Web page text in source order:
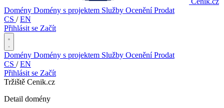
Domény Domény s projektem Služby OceněníProdat
CS / EN
Přihlásit se Začít
Domény Domény s projektem Služby OceněníProdat
CS / EN
Přihlásit se Začít
Tržiště Cenik.cz
Detail domény